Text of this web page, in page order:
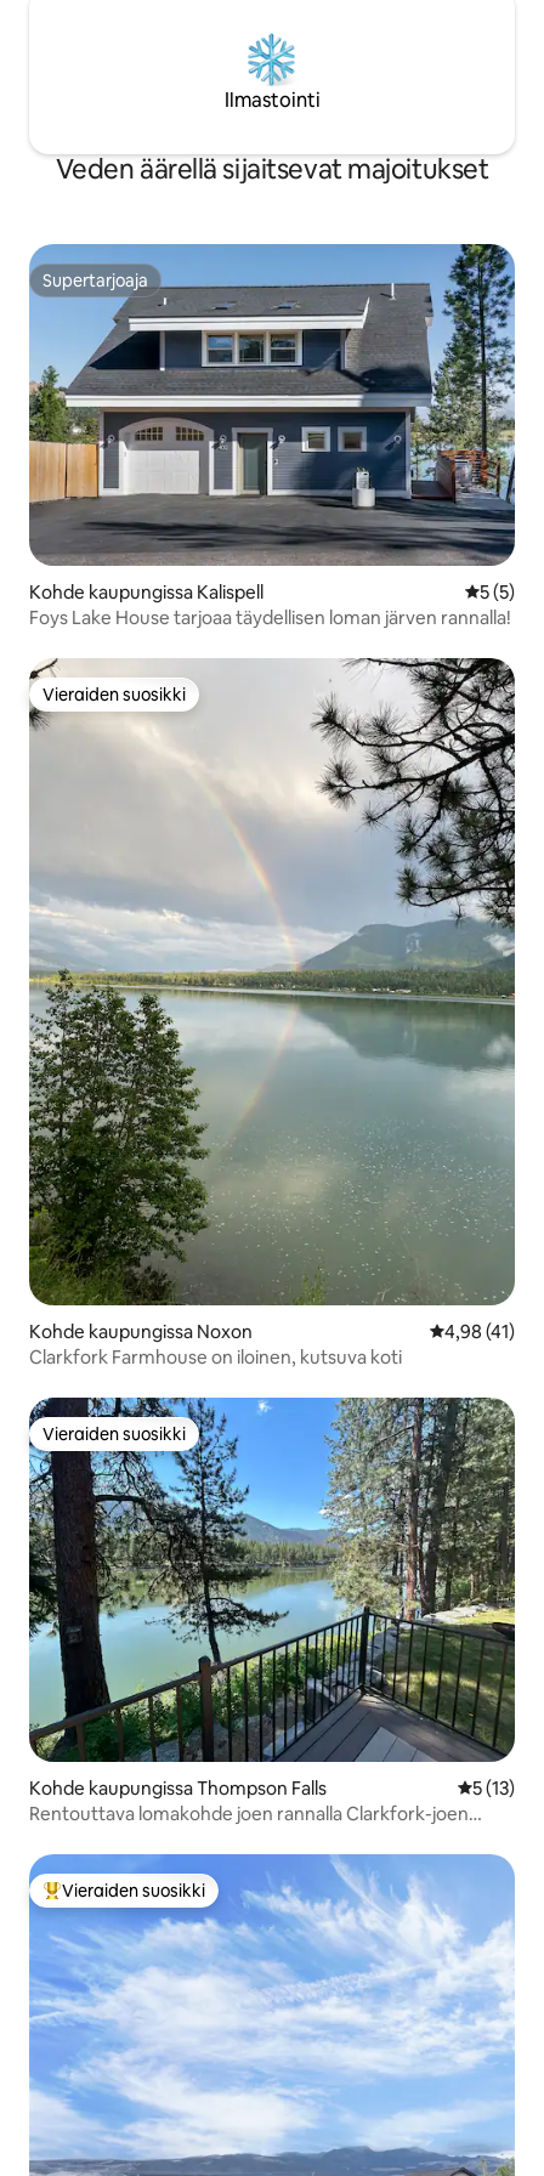
Ilmastointi
Veden äärellä sijaitsevat majoitukset
Supertarjoaja
Supertarjoaja
Kohde kaupungissa Kalispell
5 (5)
Foys Lake House tarjoaa täydellisen loman järven rannalla!
Vieraiden suosikki
Vieraiden suosikki
Kohde kaupungissa Noxon
4,98 (41)
Clarkfork Farmhouse on iloinen, kutsuva koti
Vieraiden suosikki
Vieraiden suosikki
Kohde kaupungissa Thompson Falls
5 (13)
Rentouttava lomakohde joen rannalla Clarkfork-joen
Vieraiden suosikkien parhaimmistoa
Vieraiden suosikki